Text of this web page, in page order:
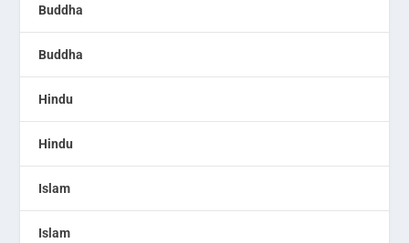
Buddha
Buddha
Hindu
Hindu
Islam
Islam